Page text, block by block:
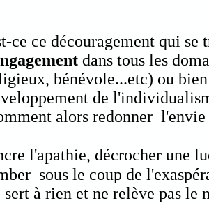
ce ce découragement qui
dans tous les
bénévole...etc) ou
de
alors redonner l'envie
l'apathie, décrocher une
sous le coup de
à rien et ne relève pas le